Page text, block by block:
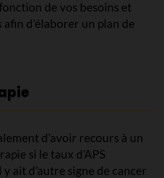
de vos besoins et
d’élaborer un plan de
d’avoir recours à un
si le taux d’APS
y ait d’autre signe de cancer